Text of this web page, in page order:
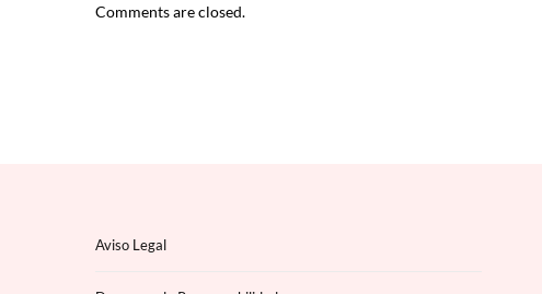
Comments are closed.
Aviso Legal